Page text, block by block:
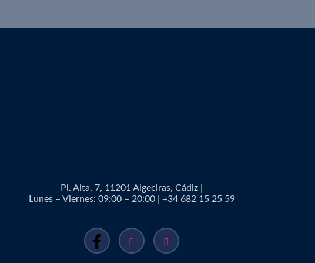
Pl. Alta, 7, 11201 Algeciras, Cádiz |
Lunes – Viernes: 09:00 – 20:00 | +34 682 15 25 59